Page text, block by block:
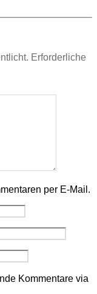
Erforderliche
per E-Mail.
Kommentare via